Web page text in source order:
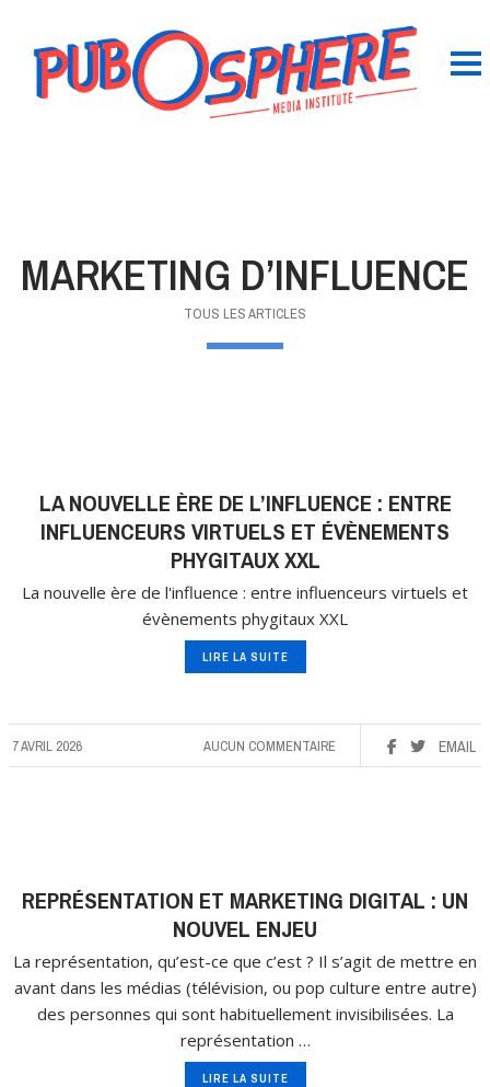
MARKETING D’INFLUENCE
TOUS LES ARTICLES
LA NOUVELLE ÈRE DE L’INFLUENCE : ENTRE
INFLUENCEURS VIRTUELS ET ÉVÈNEMENTS
PHYGITAUX XXL
La nouvelle ère de l'influence : entre influenceurs virtuels et
évènements phygitaux XXL
LIRE LA SUITE
7 AVRIL 2026 EMAIL
AUCUN COMMENTAIRE
REPRÉSENTATION ET MARKETING DIGITAL : UN
NOUVEL ENJEU
La représentation, qu’est-ce que c’est ? Il s’agit de mettre en
avant dans les médias (télévision, ou pop culture entre autre)
des personnes qui sont habituellement invisibilisées. La
représentation …
LIRE LA SUITE